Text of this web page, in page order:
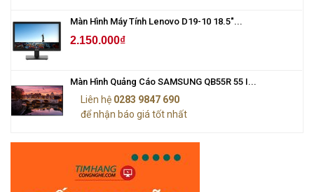
Màn Hình Máy Tính Lenovo D19-10 18.5"...
2.150.000₫
Màn Hình Quảng Cáo SAMSUNG QB55R 55 I...
Liên hệ 0283 9847 690
để nhận báo giá tốt nhất